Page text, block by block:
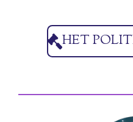
HET